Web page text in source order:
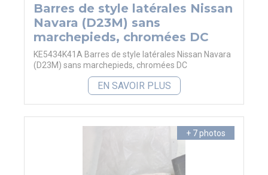
Barres de style latérales Nissan
Navara (D23M) sans
marchepieds, chromées DC
KE5434K41A Barres de style latérales Nissan Navara
(D23M) sans marchepieds, chromées DC
EN SAVOIR PLUS
+ 7 photos